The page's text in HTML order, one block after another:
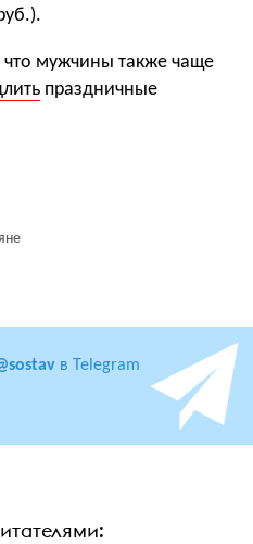
что мужчины также чаще
праздничные
в Telegram